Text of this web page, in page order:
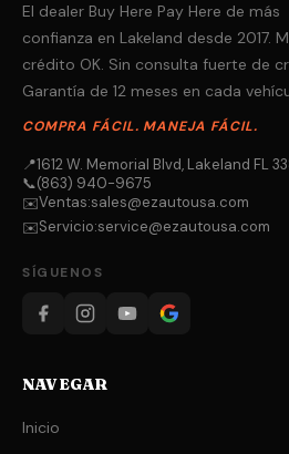
El dealer Buy Here Pay Here de más
confianza en Lakeland desde 2017.
crédito OK. Sin consulta fuerte de
Garantía de 12 meses en cada
COMPRA FÁCIL. MANEJA FÁCIL.
📍1612 W. Memorial Blvd, Lakeland FL
📞(863) 940-9675
✉️Ventas:sales@ezautousa.com
✉️Servicio:service@ezautousa.com
SÍGUENOS
NAVEGAR
Inicio